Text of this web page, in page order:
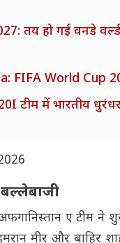
तय हो गई वनडे
FIFA World Cup
टीम में भारतीय
ए टीम
मीर और बाहिर